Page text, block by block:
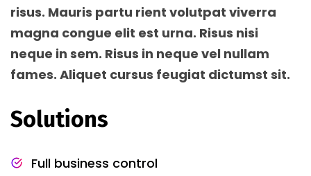
risus. Mauris partu rient volutpat viverra
magna congue elit est urna. Risus nisi
neque in sem. Risus in neque vel nullam
fames. Aliquet cursus feugiat dictumst sit.
Solutions
Full business control